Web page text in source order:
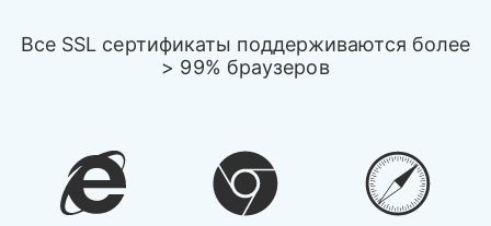
Все SSL сертификаты поддерживаются более
> 99% браузеров